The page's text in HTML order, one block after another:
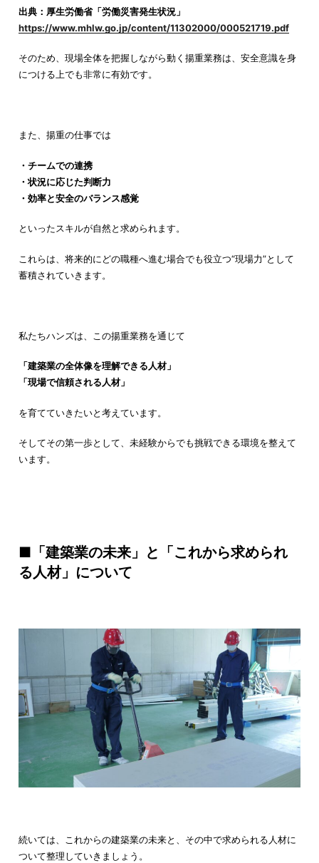
出典：厚生労働省「労働災害発生状況」
https://www.mhlw.go.jp/content/11302000/000521719.pdf
そのため、現場全体を把握しながら動く揚重業務は、安全意識を身
につける上でも非常に有効です。
また、揚重の仕事では
・チームでの連携
・状況に応じた判断力
・効率と安全のバランス感覚
といったスキルが自然と求められます。
これらは、将来的にどの職種へ進む場合でも役立つ“現場力”として
蓄積されていきます。
私たちハンズは、この揚重業務を通じて
「建築業の全体像を理解できる人材」
「現場で信頼される人材」
を育てていきたいと考えています。
そしてその第一歩として、未経験からでも挑戦できる環境を整えて
います。
■「建築業の未来」と「これから求められ
る人材」について
続いては、これからの建築業の未来と、その中で求められる人材に
ついて整理していきましょう。